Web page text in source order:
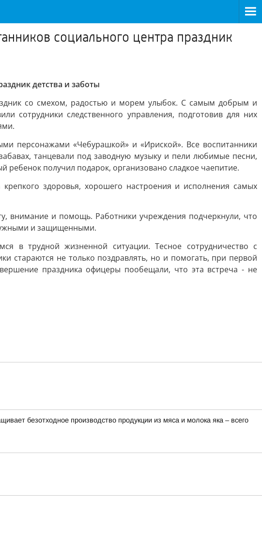
социального центра праздник
детства и заботы
со смехом, радостью и морем улыбок. С самым добрым и
сотрудники следственного управления, подготовив для них
персонажами «Чебурашкой» и «Ириской». Все воспитанники
танцевали под заводную музыку и пели любимые песни,
получил подарок, организовано сладкое чаепитие.
здоровья, хорошего настроения и исполнения самых
внимание и помощь. Работники учреждения подчеркнули, что
и защищенными.
в трудной жизненной ситуации. Тесное сотрудничество с
стараются не только поздравлять, но и помогать, при первой
праздника офицеры пообещали, что эта встреча - не
безотходное производство продукции из мяса и молока яка – всего